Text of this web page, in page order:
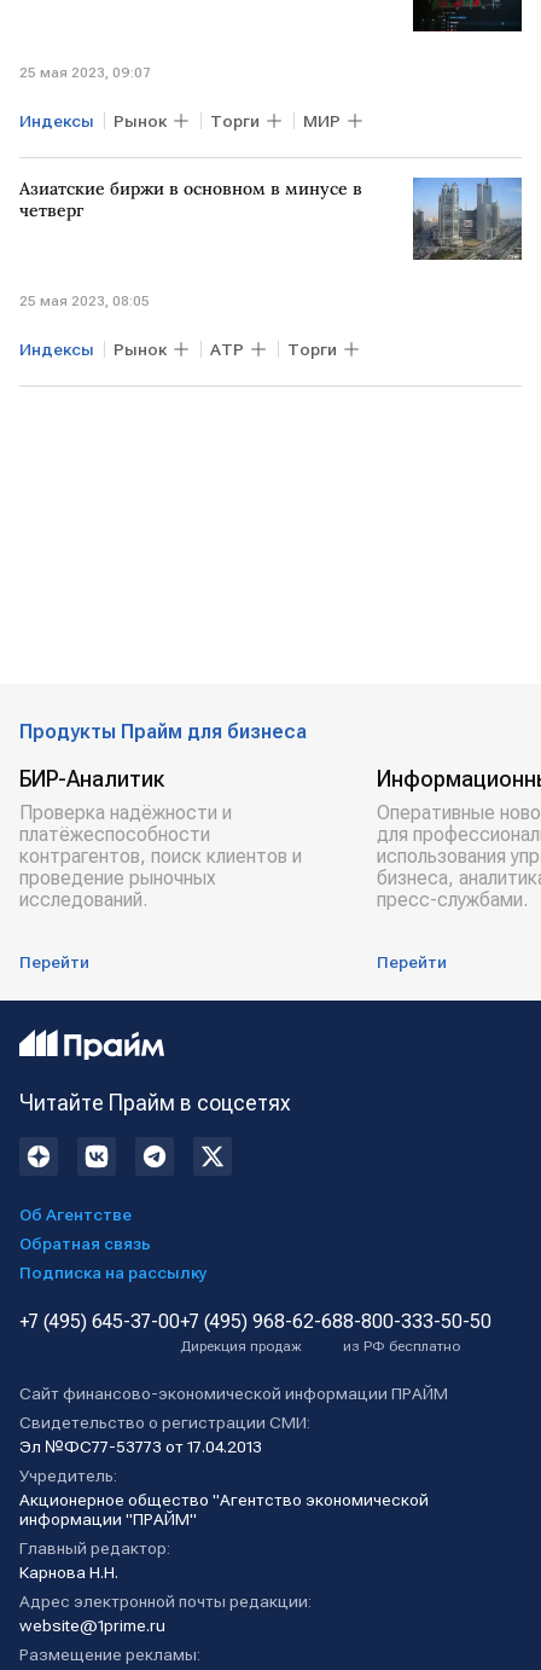
25 мая 2023, 09:07
Индексы Рынок Торги МИР
Азиатские биржи в основном в минусе в
четверг
25 мая 2023, 08:05
Индексы Рынок АТР Торги
Продукты Прайм для бизнеса
БИР-Аналитик
Проверка надёжности и
платёжеспособности
контрагентов, поиск клиентов и
проведение рыночных
исследований.
Перейти
Оперативные
для
использования
бизнеса,
пресс-службами.
Перейти
Читайте Прайм в соцсетях
Об Агентстве
Обратная связь
Подписка на рассылку
+7 (495) 645-37-00+7 (495) 968-62-68
Дирекция продаж
8-800-333-50-50
из РФ бесплатно
Сайт финансово-экономической информации ПРАЙМ
Свидетельство о регистрации СМИ:
Эл №ФС77-53773 от 17.04.2013
Учредитель:
Акционерное общество "Агентство экономической
информации "ПРАЙМ"
Главный редактор:
Карнова Н.Н.
Адрес электронной почты редакции:
website@1prime.ru
Размещение рекламы: